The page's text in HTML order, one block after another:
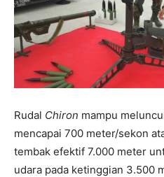
Rudal Chiron mampu
mencapai 700 meter/sekon
tembak efektif 7.000 meter
udara pada ketinggian 3.500